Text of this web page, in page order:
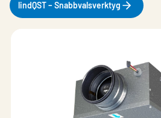
lindQST – Snabbvalsverktyg